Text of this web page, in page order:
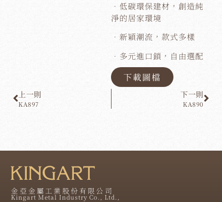
．低碳環保建材，創造純
淨的居家環境
．新穎潮流，款式多樣
．多元進口鎖，自由選配
下載圖檔
上一則
KA897
下一則
KA890
金亞金屬工業股份有限公司
Kingart Metal Industry Co., Ltd.,